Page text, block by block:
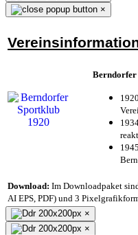
×
Download: Im Downloadpaket
AI EPS, PDF) und 3
×
×